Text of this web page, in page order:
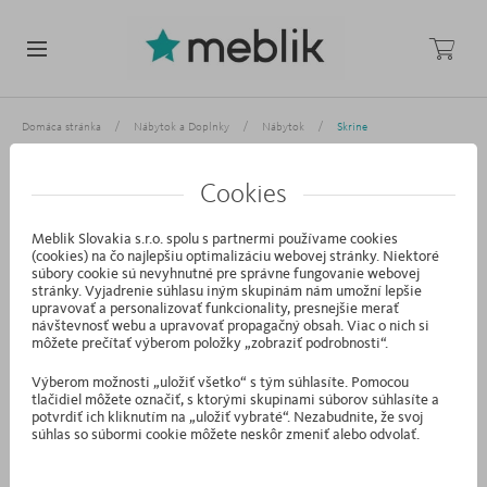
Domáca stránka / Nábytok a Doplnky / Nábytok / Skrine
SKRINE
Rôzne riešenia na uskladnenie a organizáciu priestoru vo vašej
domácnosti nájdete práve tu! V ponuke Meblik nájdete šatníkové
skrine pre deti, šatníkové skrine pre mladých do spální, predsiení, ako
aj šatníkové skrine a mnoho ďalších možností. Výrobky sú navrhnuté s
ohľadom na praktickosť, preto sú k dispozícii v rôznych konfiguráciách
- s policami, zásuvkami, vešiakmi a ďalšími doplnkami, ktoré uľahčujú
ukladanie a organizáciu oblečenia, obuvi, doplnkov a iných predmetov.
To však nie je všetko, pretože ruka v ruke s funkčnosťou ide aj
Cookies
Meblik Slovakia s.r.o. spolu s partnermi používame cookies
(cookies) na čo najlepšiu optimalizáciu webovej stránky. Niektoré
súbory cookie sú nevyhnutné pre správne fungovanie webovej
stránky. Vyjadrenie súhlasu iným skupinám nám umožní lepšie
upravovať a personalizovať funkcionality, presnejšie merať
návštevnosť webu a upravovať propagačný obsah. Viac o nich si
môžete prečítať výberom položky „zobraziť podrobnosti“.
Výberom možnosti „uložiť všetko“ s tým súhlasíte. Pomocou
tlačidiel môžete označiť, s ktorými skupinami súborov súhlasíte a
potvrdiť ich kliknutím na „uložiť vybraté“. Nezabudnite, že svoj
súhlas so súbormi cookie môžete neskôr zmeniť alebo odvolať.